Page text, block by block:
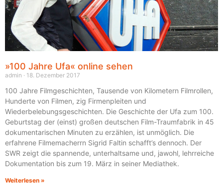
»100 Jahre Ufa« online sehen
admin 18. Dezember 2017
100 Jahre Filmgeschichten, Tausende von Kilometern Filmrollen,
Hunderte von Filmen, zig Firmenpleiten und
Wiederbelebungsgeschichten. Die Geschichte der Ufa zum 100.
Geburtstag der (einst) großen deutschen Film-Traumfabrik in 45
dokumentarischen Minuten zu erzählen, ist unmöglich. Die
erfahrene Filmemacherrn Sigrid Faltin schafft’s dennoch. Der
SWR zeigt die spannende, unterhaltsame und, jawohl, lehrreiche
Dokumentation bis zum 19. März in seiner Mediathek.
Weiterlesen »